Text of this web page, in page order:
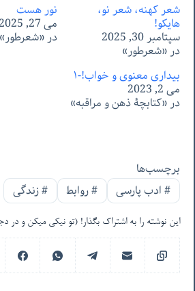
شعر کهنه، شعر نو،
هایکو!
سپتامبر 30, 2025
در «شعرطور»
نور هست
می 27, 2025
در «شعرطور»
بیداری معنوی و خواب!-۱
می 2, 2023
در «کتابچۀ ذهن و مراقبه»
برچسب‌ها
#ادب پارسی #روابط #زندگی
این نوشته را به اشتراک بگذار! (تو نیکی میکن و در